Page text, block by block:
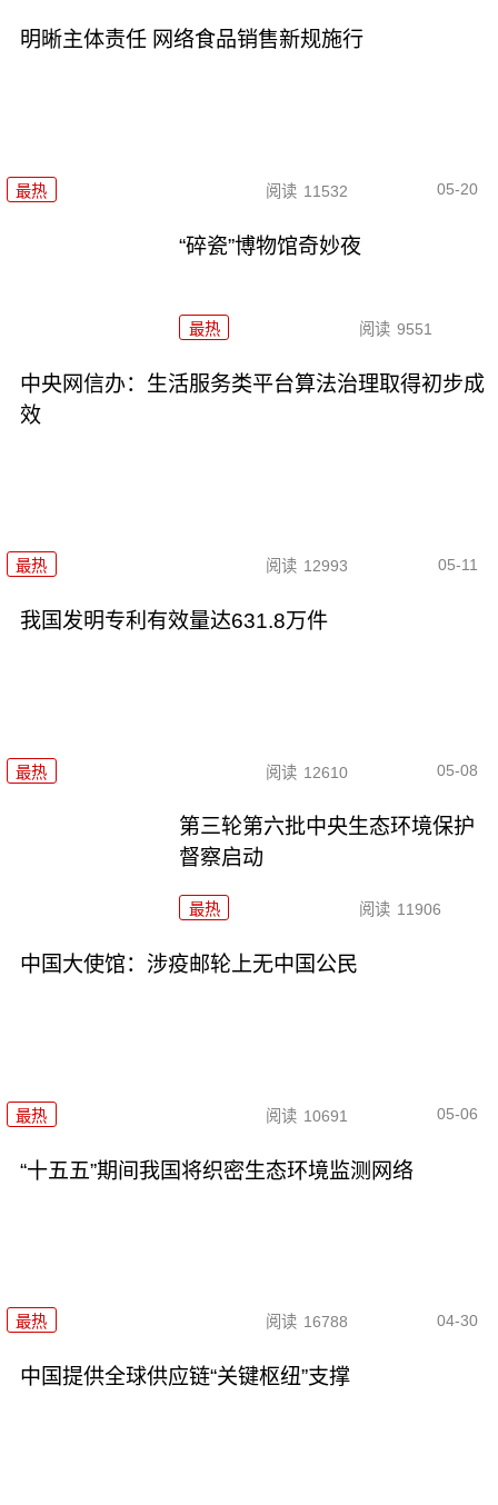
明晰主体责任 网络食品销售新规施行
最热 阅读 11532 05-20
“碎瓷”博物馆奇妙夜
最热 阅读 9551
中央网信办：生活服务类平台算法治理取得初步成
效
最热 阅读 12993 05-11
我国发明专利有效量达631.8万件
最热 阅读 12610 05-08
第三轮第六批中央生态环境保护
督察启动
最热 阅读 11906
中国大使馆：涉疫邮轮上无中国公民
最热 阅读 10691 05-06
“十五五”期间我国将织密生态环境监测网络
最热 阅读 16788 04-30
中国提供全球供应链“关键枢纽”支撑